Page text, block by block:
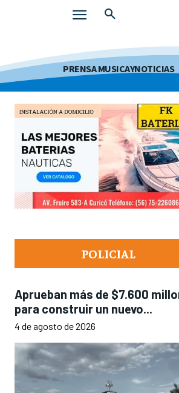
PRENSA MUSICAYNOTICIAS
POLICIAL
Aprueban más de $7.600
para construir un nuevo...
4 de agosto de 2026